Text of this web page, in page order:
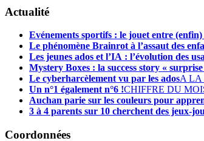
Actualité
Evénements sportifs : le jouet entre (enfin)
Le phénomène Brainrot à l’assaut des
Les jeunes ados et l’IA : l’évolution des
Mystery Boxes : la success story «
Le cyberharcèlement vu par les adosA LA
Un n°1 également n°6 !CHIFFRE DU
Auchan parie sur les couleurs pour
3 à 4 parents sur 10 cherchent des jeux-
Coordonnées